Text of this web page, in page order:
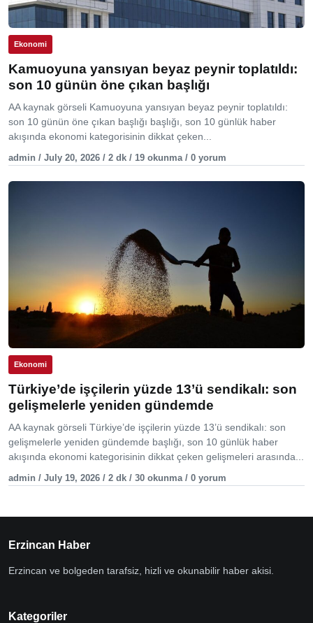
Ekonomi
Kamuoyuna yansıyan beyaz peynir toplatıldı:
son 10 günün öne çıkan başlığı
AA kaynak görseli Kamuoyuna yansıyan beyaz peynir toplatıldı:
son 10 günün öne çıkan başlığı başlığı, son 10 günlük haber
akışında ekonomi kategorisinin dikkat çeken...
admin / July 20, 2026 / 2 dk / 19 okunma / 0 yorum
Ekonomi
Türkiye’de işçilerin yüzde 13’ü sendikalı: son
gelişmelerle yeniden gündemde
AA kaynak görseli Türkiye’de işçilerin yüzde 13’ü sendikalı: son
gelişmelerle yeniden gündemde başlığı, son 10 günlük haber
akışında ekonomi kategorisinin dikkat çeken gelişmeleri arasında...
admin / July 19, 2026 / 2 dk / 30 okunma / 0 yorum
Erzincan Haber
Erzincan ve bolgeden tarafsiz, hizli ve okunabilir haber akisi.
Kategoriler